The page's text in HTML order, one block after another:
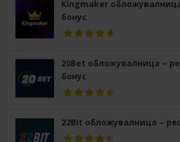
Kingmaker
бонус
20Bet обложувалница –
бонус
22Bit обложувалница –